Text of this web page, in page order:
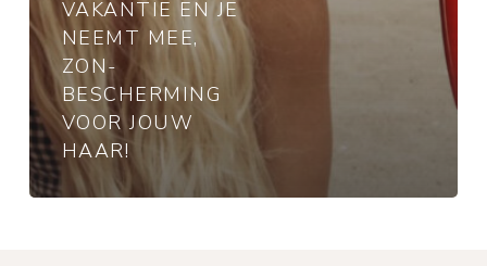
VAKANTIE EN JE
NEEMT MEE,
ZON-
BESCHERMING
VOOR JOUW
HAAR!